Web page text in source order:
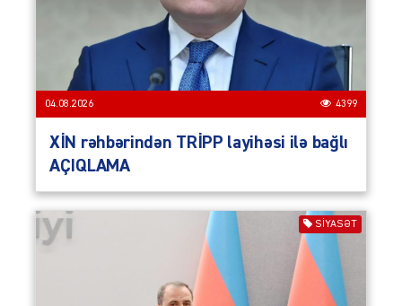
04.08.2026 4399
XİN rəhbərindən TRİPP layihəsi ilə bağlı
AÇIQLAMA
SIYASƏT